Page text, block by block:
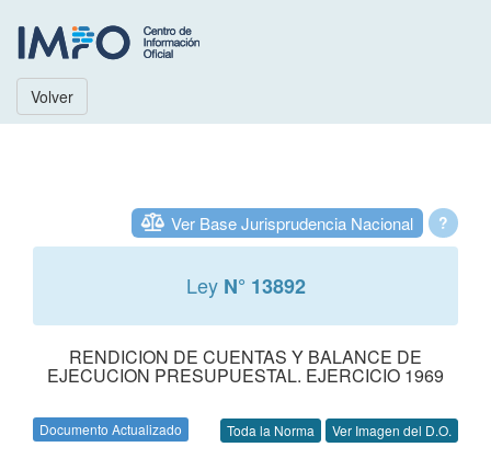
Volver
?
Ver Base Jurisprudencia Nacional
Ley N° 13892
RENDICION DE CUENTAS Y BALANCE DE
EJECUCION PRESUPUESTAL. EJERCICIO 1969
Documento Actualizado Toda la Norma Ver Imagen del D.O.